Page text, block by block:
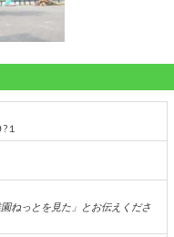
１
ねっとを見た」とお伝えくださ